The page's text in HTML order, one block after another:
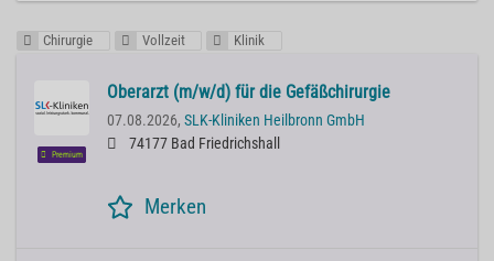
Chirurgie Vollzeit Klinik
Premium
Oberarzt (m/w/d) für die Gefäßchirurgie
07.08.2026, SLK-Kliniken Heilbronn GmbH
74177 Bad Friedrichshall
Merken